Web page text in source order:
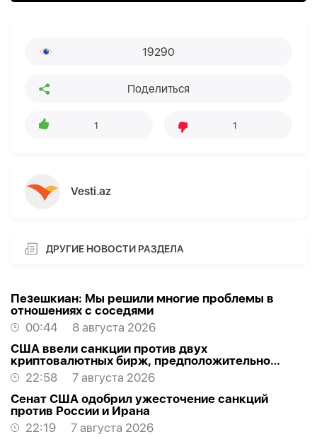
19290
Поделиться
1 1
Vesti.az
ДРУГИЕ НОВОСТИ РАЗДЕЛА
Пезешкиан: Мы решили многие проблемы в
отношениях с соседями
00:44
8 августа 2026
США ввели санкции против двух
криптовалютных бирж, предположительно
оказывавших финансовую помощь Ирану
22:58
7 августа 2026
Сенат США одобрил ужесточение санкций
против России и Ирана
22:19
7 августа 2026